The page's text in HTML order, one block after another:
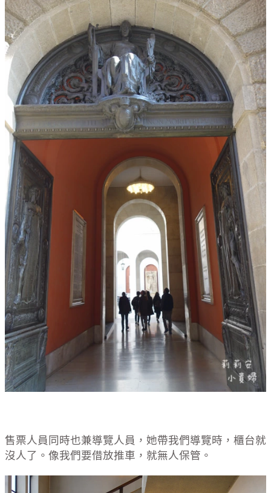
售票人員同時也兼導覽人員，她帶我們導覽時，櫃台就
沒人了。像我們要借放推車，就無人保管。